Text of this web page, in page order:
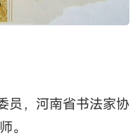
员，河南省书法家协
。